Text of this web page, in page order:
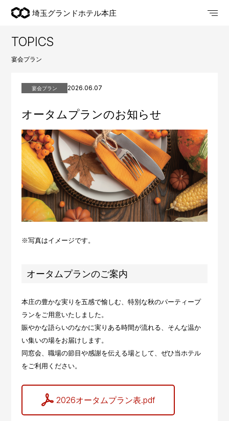
埼玉グランドホテル本庄
TOPICS
宴会プラン
宴会プラン 2026.06.07
オータムプランのお知らせ
※写真はイメージです。
オータムプランのご案内
本庄の豊かな実りを五感で愉しむ、特別な秋のパーティープ
ランをご用意いたしました。
賑やかな語らいのなかに実りある時間が流れる、そんな温か
い集いの場をお届けします。
同窓会、職場の節目や感謝を伝える場として、ぜひ当ホテル
をご利用ください。
2026オータムプラン表.pdf